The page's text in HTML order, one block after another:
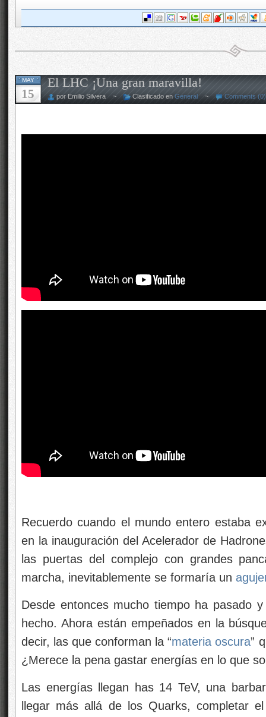
MAY
15
El LHC ¡Una gran maravilla!
por Emilio Silvera ~ Clasificado en General ~ Comments (0)
Recuerdo cuando el mundo entero estaba
en la inauguración del Acelerador de
las puertas del complejo con grandes
marcha, inevitablemente se formaría un
Desde entonces mucho tiempo ha pasado
hecho. Ahora están empeñados en la
decir, las que conforman la “materia oscura”
¿Merece la pena gastar energías en lo que
Las energías llegan has 14 TeV, una
llegar más allá de los Quarks, completar